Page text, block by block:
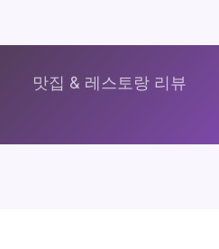
맛집 & 레스토랑 리뷰